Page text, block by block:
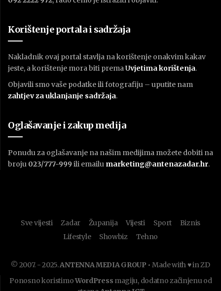
Korištenje portala i sadržaja
Nakladnik ovaj portal stavlja na korištenje onakvim kakav
jeste, a korištenje mora biti premaUvjetima korištenja.
Objavili smo vaše podatke ili fotografiju – uputite nam
zahtjev za uklanjanje sadržaja.
Oglašavanje i zakup medija
Ponudu za oglašavanje na našim medijima možete dobiti na
broju 023/777-999 ili emailu marketing@antenazadar.hr.
Sve vijesti Zadar Županija Vijesti Sport
Biznis
Lifestyle
Showbiz Tehno
© 2007. - 2025.ANTENNA MEDIA GROUP • Made with ♥ in ZD
Ponosno koristimoWordPress magiju, dodatno začinjenu od